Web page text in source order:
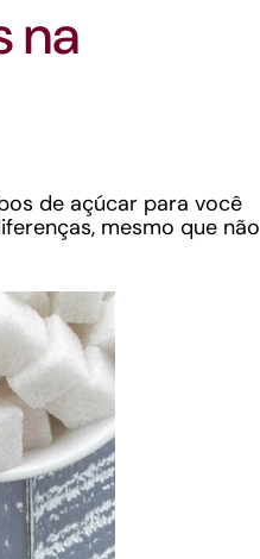
na
de açúcar para você
mesmo que não